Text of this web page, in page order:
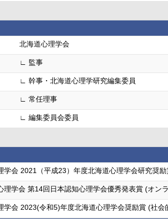
北海道心理学会
∟ 監事
∟ 幹事・北海道心理学研究編集委員
∟ 常任理事
∟ 編集委員会委員
学会 2021（平成23）年度北海道心理学会研究奨励
理学会 第14回日本認知心理学会優秀発表賞 (オン
学会 2023(令和5)年度北海道心理学会奨励賞 (社